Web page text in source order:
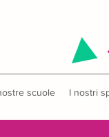
scuole I nostri